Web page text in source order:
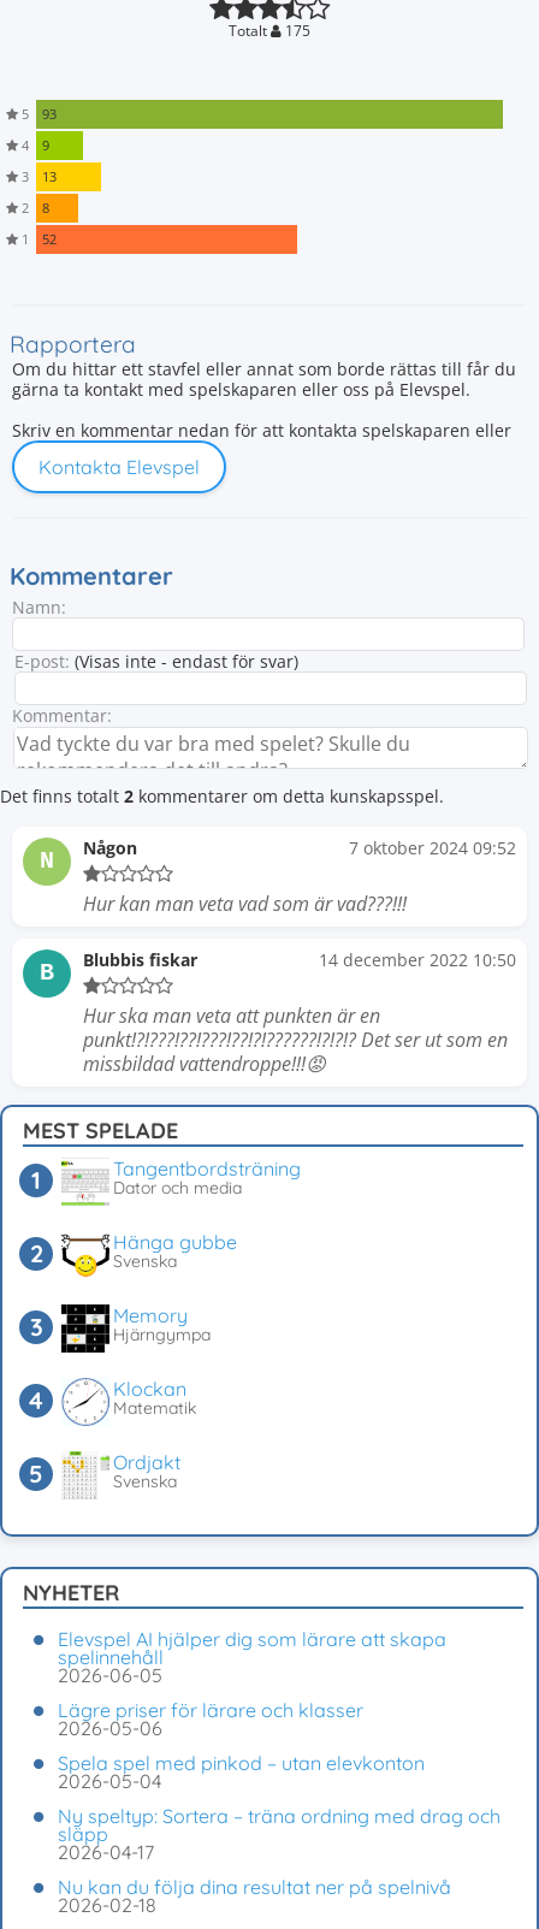
Totalt 175
5
93
4
9
3
13
2
8
1
52
Rapportera
Om du hittar ett stavfel eller annat som borde rättas till får du
gärna ta kontakt med spelskaparen eller oss på Elevspel.
Skriv en kommentar nedan för att kontakta spelskaparen eller
Kontakta Elevspel
Kommentarer
Namn:
E-post: (Visas inte - endast för svar)
Kommentar:
Det finns totalt 2 kommentarer om detta kunskapsspel.
N Någon 7 oktober 2024 09:52
Hur kan man veta vad som är vad???!!!
B Blubbis fiskar 14 december 2022 10:50
Hur ska man veta att punkten är en
punkt!?!???!??!???!??!?!??????!?!?!? Det ser ut som en
missbildad vattendroppe!!!😡
MEST SPELADE
Tangentbordsträning
Dator och media
Hänga gubbe
Svenska
Memory
Hjärngympa
Klockan
Matematik
Ordjakt
Svenska
NYHETER
Elevspel AI hjälper dig som lärare att skapa
spelinnehåll
2026-06-05
Lägre priser för lärare och klasser
2026-05-06
Spela spel med pinkod – utan elevkonton
2026-05-04
Ny speltyp: Sortera – träna ordning med drag och
släpp
2026-04-17
Nu kan du följa dina resultat ner på spelnivå
2026-02-18